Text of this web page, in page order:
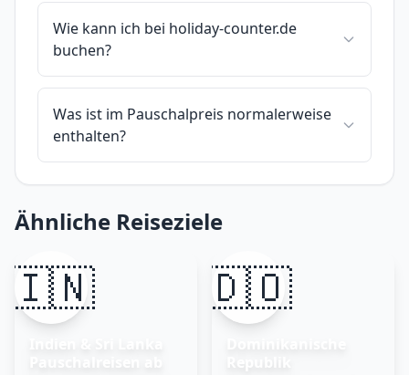
Wie kann ich bei holiday-counter.de
buchen?
Was ist im Pauschalpreis normalerweise
enthalten?
Ähnliche Reiseziele
🇮🇳 🇩🇴